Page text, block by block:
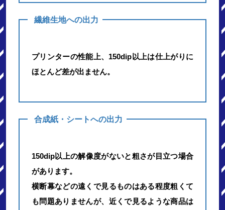
繊維生地への出力
プリンターの性能上、150dip以上は仕上がりに
ほとんど差が出ません。
合成紙・シートへの出力
150dip以上の解像度がないと粗さが目立つ場合
があります。
横断幕などの遠くで見るものはある程度粗くて
も問題ありませんが、近くで見るような商品は